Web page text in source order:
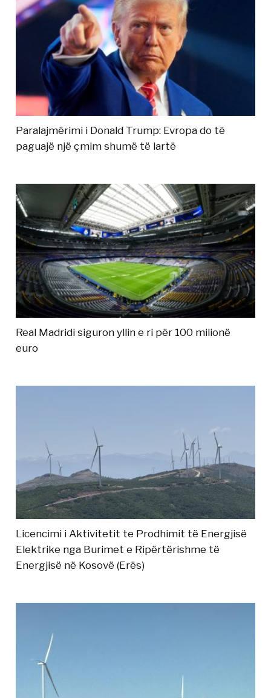
Paralajmërimi i Donald Trump: Evropa do të
paguajë një çmim shumë të lartë
Real Madridi siguron yllin e ri për 100 milionë
euro
Licencimi i Aktivitetit te Prodhimit të Energjisë
Elektrike nga Burimet e Ripërtërishme të
Energjisë në Kosovë (Erës)